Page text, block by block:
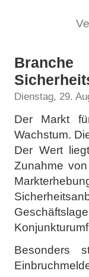
Dienstag, 29.
Der Markt
Wachstum.
Der Wert
Zunahme
Besonders